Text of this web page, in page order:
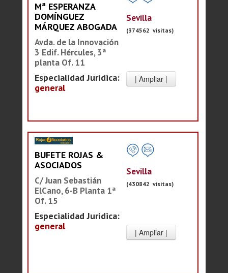
Mª ESPERANZA
DOMÍNGUEZ
MÁRQUEZ ABOGADA
Avda. de la Innovación
3 Edif. Hércules, 3ª
planta Of. 11
Especialidad Juridica:
general
Sevilla
(374562 visitas)
BUFETE ROJAS &
ASOCIADOS
C/ Juan Sebastián
ElCano, 6-B Planta 1ª
Of. 15
Especialidad Juridica:
general
Sevilla
(430842 visitas)